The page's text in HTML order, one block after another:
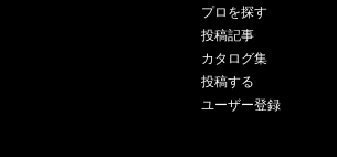
プロを探す
投稿記事
カタログ集
投稿する
ユーザー登録